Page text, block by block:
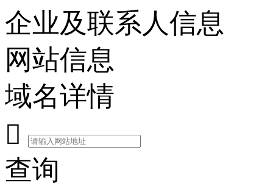
企业及联系人信息
网站信息
域名详情

查询